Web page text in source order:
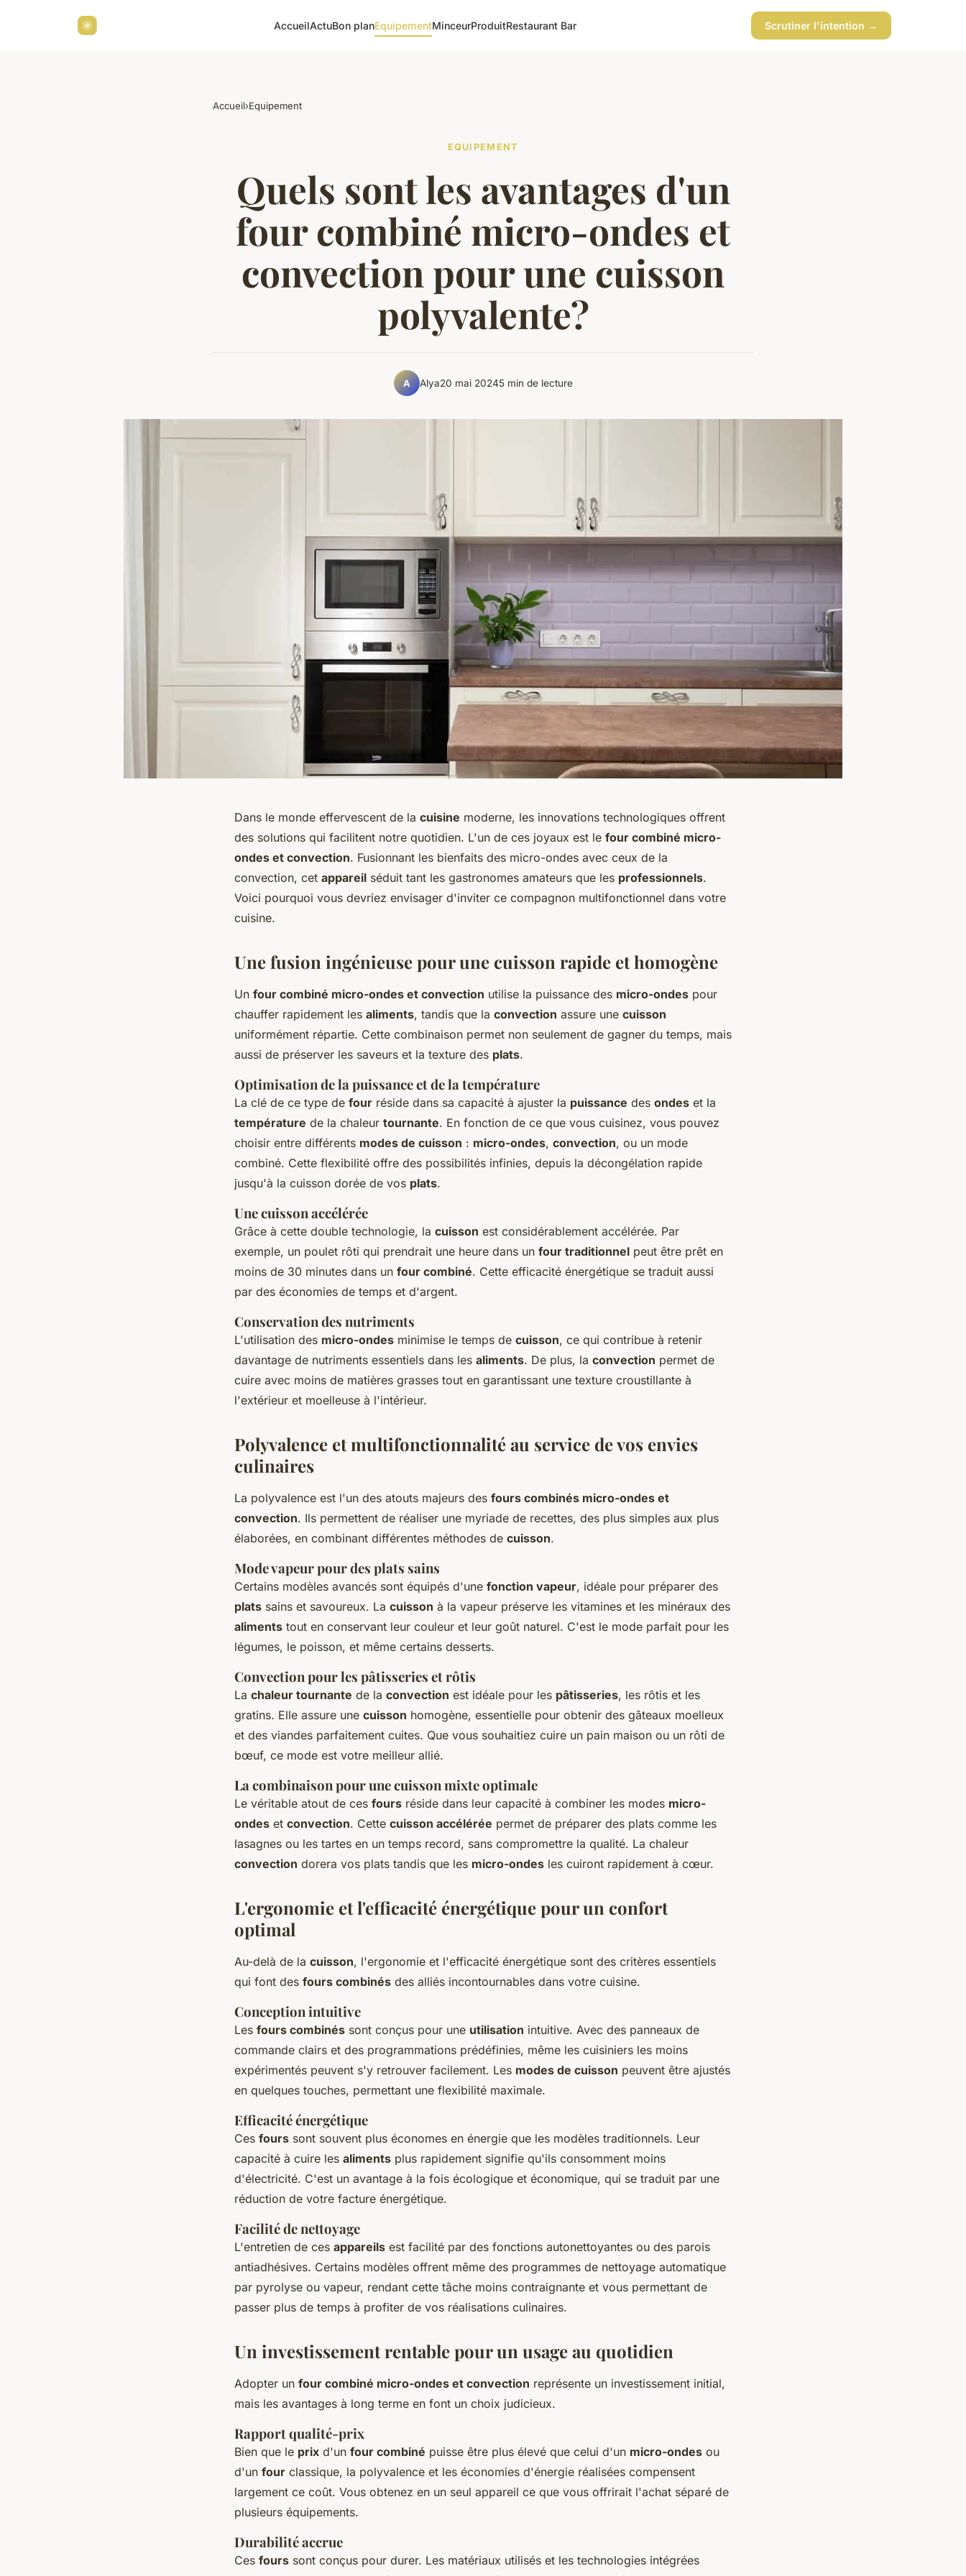
AccueilActuBon planEquipementMinceurProduitRestaurant Bar Scrutiner l'intention →
Accueil›Equipement
EQUIPEMENT
Quels sont les avantages d'un
four combiné micro-ondes et
convection pour une cuisson
polyvalente?
A Alya20 mai 20245 min de lecture
Dans le monde effervescent de la cuisine moderne, les innovations technologiques offrent
des solutions qui facilitent notre quotidien. L'un de ces joyaux est le four combiné micro-
ondes et convection. Fusionnant les bienfaits des micro-ondes avec ceux de la
convection, cet appareil séduit tant les gastronomes amateurs que les professionnels.
Voici pourquoi vous devriez envisager d'inviter ce compagnon multifonctionnel dans votre
cuisine.
Une fusion ingénieuse pour une cuisson rapide et homogène
Un four combiné micro-ondes et convection utilise la puissance des micro-ondes pour
chauffer rapidement les aliments, tandis que la convection assure une cuisson
uniformément répartie. Cette combinaison permet non seulement de gagner du temps, mais
aussi de préserver les saveurs et la texture des plats.
Optimisation de la puissance et de la température
La clé de ce type de four réside dans sa capacité à ajuster la puissance des ondes et la
température de la chaleur tournante. En fonction de ce que vous cuisinez, vous pouvez
choisir entre différents modes de cuisson : micro-ondes, convection, ou un mode
combiné. Cette flexibilité offre des possibilités infinies, depuis la décongélation rapide
jusqu'à la cuisson dorée de vos plats.
Une cuisson accélérée
Grâce à cette double technologie, la cuisson est considérablement accélérée. Par
exemple, un poulet rôti qui prendrait une heure dans un four traditionnel peut être prêt en
moins de 30 minutes dans un four combiné. Cette efficacité énergétique se traduit aussi
par des économies de temps et d'argent.
Conservation des nutriments
L'utilisation des micro-ondes minimise le temps de cuisson, ce qui contribue à retenir
davantage de nutriments essentiels dans les aliments. De plus, la convection permet de
cuire avec moins de matières grasses tout en garantissant une texture croustillante à
l'extérieur et moelleuse à l'intérieur.
Polyvalence et multifonctionnalité au service de vos envies
culinaires
La polyvalence est l'un des atouts majeurs des fours combinés micro-ondes et
convection. Ils permettent de réaliser une myriade de recettes, des plus simples aux plus
élaborées, en combinant différentes méthodes de cuisson.
Mode vapeur pour des plats sains
Certains modèles avancés sont équipés d'une fonction vapeur, idéale pour préparer des
plats sains et savoureux. La cuisson à la vapeur préserve les vitamines et les minéraux des
aliments tout en conservant leur couleur et leur goût naturel. C'est le mode parfait pour les
légumes, le poisson, et même certains desserts.
Convection pour les pâtisseries et rôtis
La chaleur tournante de la convection est idéale pour les pâtisseries, les rôtis et les
gratins. Elle assure une cuisson homogène, essentielle pour obtenir des gâteaux moelleux
et des viandes parfaitement cuites. Que vous souhaitiez cuire un pain maison ou un rôti de
bœuf, ce mode est votre meilleur allié.
La combinaison pour une cuisson mixte optimale
Le véritable atout de ces fours réside dans leur capacité à combiner les modes micro-
ondes et convection. Cette cuisson accélérée permet de préparer des plats comme les
lasagnes ou les tartes en un temps record, sans compromettre la qualité. La chaleur
convection dorera vos plats tandis que les micro-ondes les cuiront rapidement à cœur.
L'ergonomie et l'efficacité énergétique pour un confort
optimal
Au-delà de la cuisson, l'ergonomie et l'efficacité énergétique sont des critères essentiels
qui font des fours combinés des alliés incontournables dans votre cuisine.
Conception intuitive
Les fours combinés sont conçus pour une utilisation intuitive. Avec des panneaux de
commande clairs et des programmations prédéfinies, même les cuisiniers les moins
expérimentés peuvent s'y retrouver facilement. Les modes de cuisson peuvent être ajustés
en quelques touches, permettant une flexibilité maximale.
Efficacité énergétique
Ces fours sont souvent plus économes en énergie que les modèles traditionnels. Leur
capacité à cuire les aliments plus rapidement signifie qu'ils consomment moins
d'électricité. C'est un avantage à la fois écologique et économique, qui se traduit par une
réduction de votre facture énergétique.
Facilité de nettoyage
L'entretien de ces appareils est facilité par des fonctions autonettoyantes ou des parois
antiadhésives. Certains modèles offrent même des programmes de nettoyage automatique
par pyrolyse ou vapeur, rendant cette tâche moins contraignante et vous permettant de
passer plus de temps à profiter de vos réalisations culinaires.
Un investissement rentable pour un usage au quotidien
Adopter un four combiné micro-ondes et convection représente un investissement initial,
mais les avantages à long terme en font un choix judicieux.
Rapport qualité-prix
Bien que le prix d'un four combiné puisse être plus élevé que celui d'un micro-ondes ou
d'un four classique, la polyvalence et les économies d'énergie réalisées compensent
largement ce coût. Vous obtenez en un seul appareil ce que vous offrirait l'achat séparé de
plusieurs équipements.
Durabilité accrue
Ces fours sont conçus pour durer. Les matériaux utilisés et les technologies intégrées